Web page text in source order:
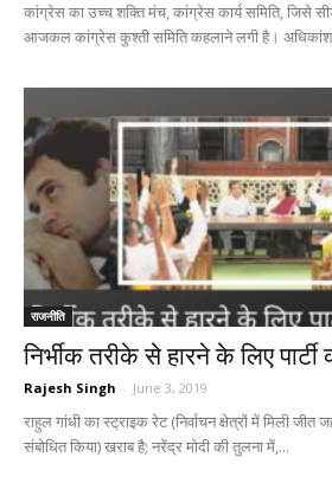
कांग्रेस का उच्च शक्ति मंच, कांग्रेस कार्य समिति, जिसे
आजकल कांग्रेस कुश्ती समिति कहलाने लगी है।
राजनीति
निर्भीक तरीके से हारने के लिए
Rajesh Singh - June 3, 2019
राहुल गांधी का स्ट्राइक रेट (निर्वाचन क्षेत्रों में मिली जीत
संबोधित किया) खराब है; नरेंद्र मोदी की तुलना में,...